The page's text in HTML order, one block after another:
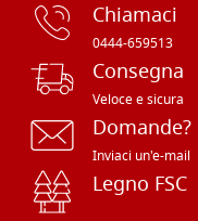
Chiamaci
0444-659513
Consegna
Veloce e sicura
Domande?
Inviaci un'e-mail
Legno FSC